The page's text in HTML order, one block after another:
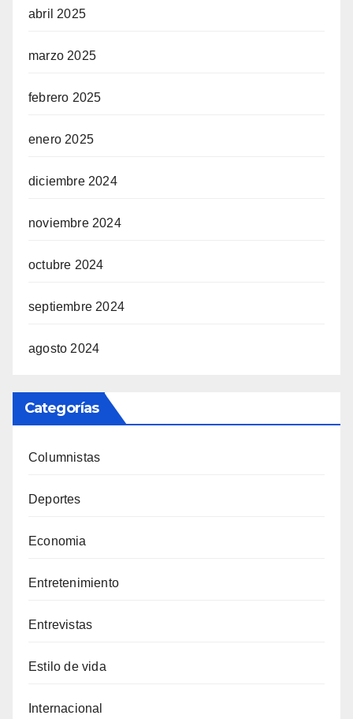
abril 2025
marzo 2025
febrero 2025
enero 2025
diciembre 2024
noviembre 2024
octubre 2024
septiembre 2024
agosto 2024
Categorías
Columnistas
Deportes
Economia
Entretenimiento
Entrevistas
Estilo de vida
Internacional